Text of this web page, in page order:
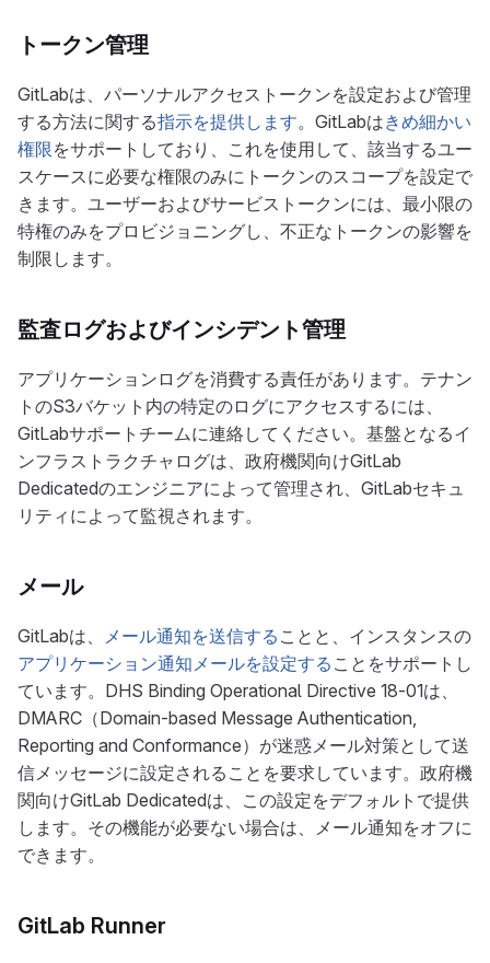
トークン管理
GitLabは、パーソナルアクセストークンを設定および管理
する方法に関する指示を提供します。GitLabはきめ細かい
権限をサポートしており、これを使用して、該当するユー
スケースに必要な権限のみにトークンのスコープを設定で
きます。ユーザーおよびサービストークンには、最小限の
特権のみをプロビジョニングし、不正なトークンの影響を
制限します。
監査ログおよびインシデント管理
アプリケーションログを消費する責任があります。テナン
トのS3バケット内の特定のログにアクセスするには、
GitLabサポートチームに連絡してください。基盤となるイ
ンフラストラクチャログは、政府機関向けGitLab
Dedicatedのエンジニアによって管理され、GitLabセキュ
リティによって監視されます。
メール
GitLabは、 メール通知を送信する ことと、インスタンスの
アプリケーション通知メールを設定する ことをサポートし
ています。DHS Binding Operational Directive 18-01は、
DMARC（Domain-based Message Authentication,
Reporting and Conformance）が迷惑メール対策として送
信メッセージに設定されることを要求しています。政府機
関向けGitLab Dedicatedは、この設定をデフォルトで提供
します。その機能が必要ない場合は、メール通知をオフに
できます。
GitLab Runner